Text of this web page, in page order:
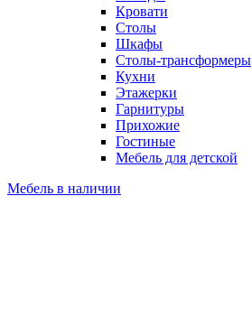
Кровати
Столы
Шкафы
Столы-трансформеры
Кухни
Этажерки
Гарнитуры
Прихожие
Гостиные
Мебель для детской
Мебель в наличии